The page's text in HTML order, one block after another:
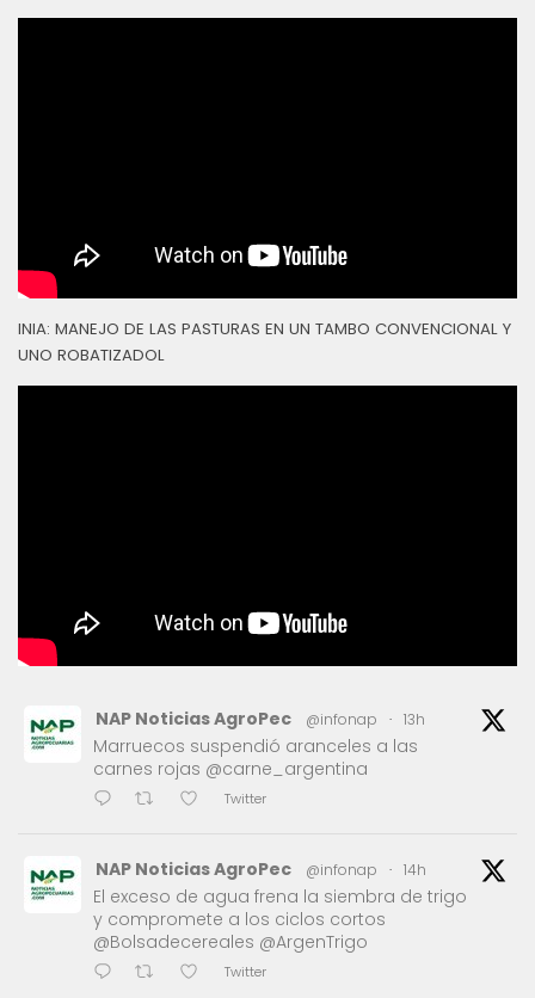
INIA: MANEJO DE LAS PASTURAS EN UN TAMBO CONVENCIONAL Y
UNO ROBATIZADOL
NAP Noticias AgroPec @infonap · 13h
Marruecos suspendió aranceles a las
carnes rojas @carne_argentina
Twitter
NAP Noticias AgroPec @infonap · 14h
El exceso de agua frena la siembra de trigo
y compromete a los ciclos cortos
@Bolsadecereales @ArgenTrigo
Twitter